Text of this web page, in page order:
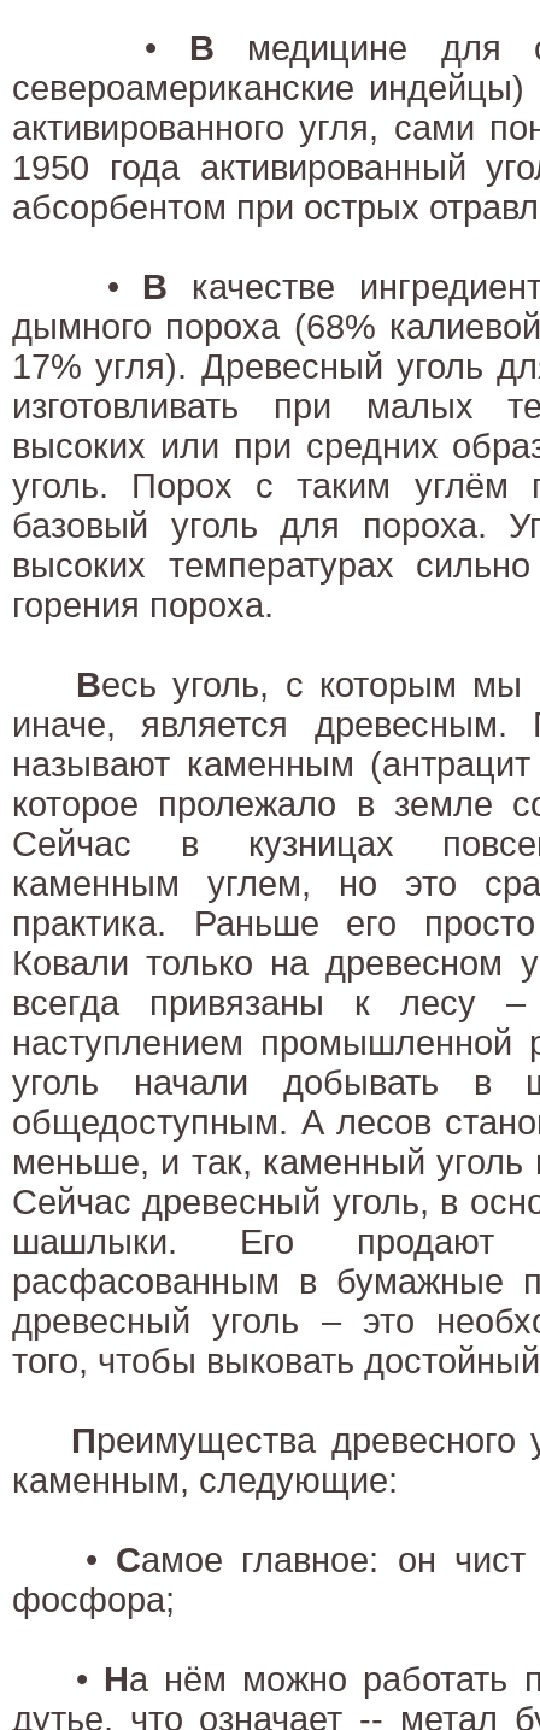
• В медицине для
североамериканские индейцы)
активированного угля, сами
1950 года активированный
абсорбентом при острых
• В качестве
дымного пороха (68%
17% угля). Древесный уголь
изготовливать при малых
высоких или при средних
уголь. Порох с таким углём
базовый уголь для пороха.
высоких температурах
горения пороха.
Весь уголь, с которым
иначе, является древесным.
называют каменным
которое пролежало в земле
Сейчас в кузницах
каменным углем, но это
практика. Раньше его
Ковали только на древесном
всегда привязаны к лесу
наступлением промышленной
уголь начали добывать в
общедоступным. А лесов
меньше, и так, каменный
Сейчас древесный уголь, в
шашлыки. Его продают
расфасованным в бумажные
древесный уголь – это
того, чтобы выковать
Преимущества древесного
каменным, следующие:
• Самое главное: он
фосфора;
• На нём можно работать
дутье, что означает -- метал